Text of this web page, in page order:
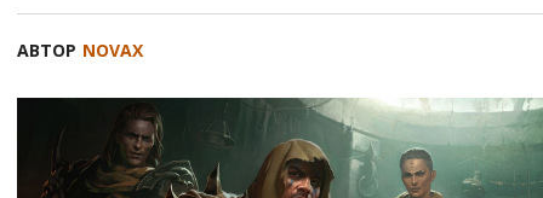
АВТОР NOVAX